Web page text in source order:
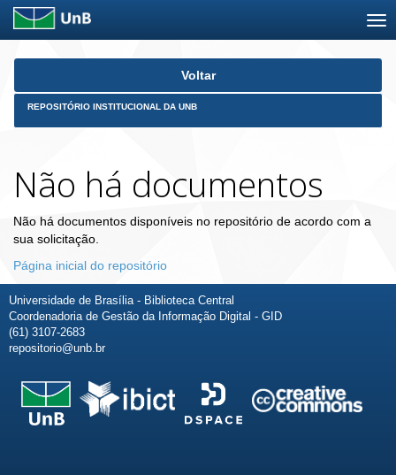
Skip
Voltar
REPOSITÓRIO INSTITUCIONAL DA UNB
Não há documentos
Não há documentos disponíveis no repositório de acordo com a
sua solicitação.
Página inicial do repositório
Universidade de Brasília - Biblioteca Central
Coordenadoria de Gestão da Informação Digital - GID
(61) 3107-2683
repositorio@unb.br